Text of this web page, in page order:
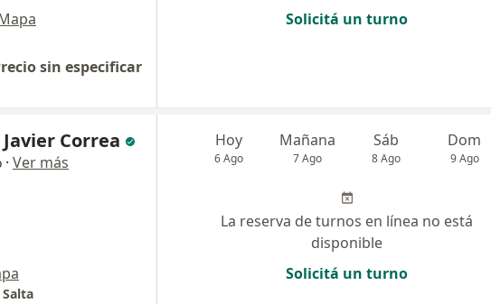
sin especificar
Solicitá un turno
Correa
· Ver más
Hoy
6 Ago
Mañana
7 Ago
Sáb
8 Ago
Dom
9 Ago
La reserva de turnos en línea no está
disponible
Solicitá un turno